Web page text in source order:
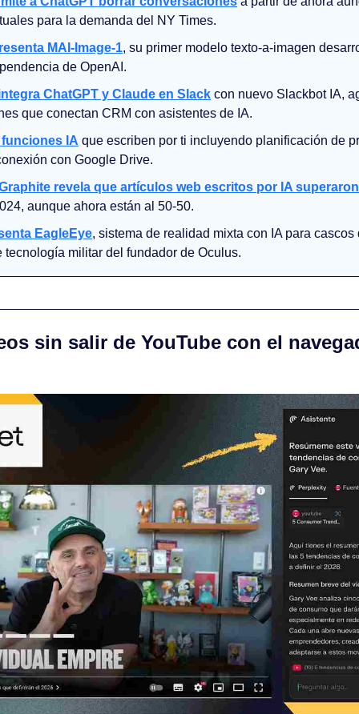
para la demanda del NY Times.
MAI-Image-1, su primer modelo texto-a-imagen
de OpenAI.
ChatGPT y Claude en Slack con nuevo Slackbot IA,
que conectan CRM con asistentes de IA.
IA que escriben por ti incluyendo planificación de
con Google Drive.
revela que artículos web escritos por IA
aunque ahora están al 50-50.
EagleEye, sistema de realidad mixta con IA para
tecnología militar del fundador de Oculus.
sin salir de YouTube con el